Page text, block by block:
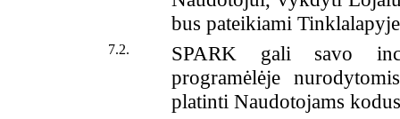
bus pateikiami
7.2.
SPARK gali savo
programėlėje
platinti Naudotojams